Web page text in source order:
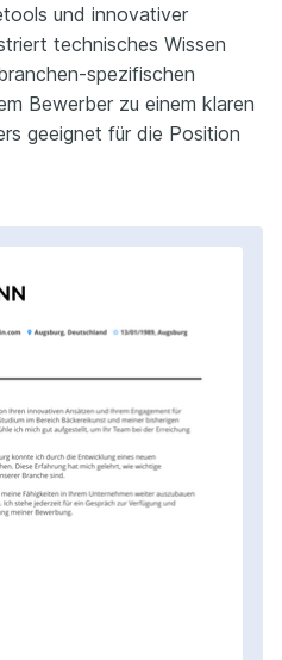
und innovativer
technisches Wissen
spezifischen
Bewerber zu einem klaren
geeignet für die Position